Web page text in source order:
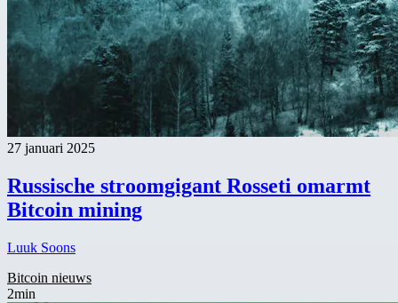
27 januari 2025
Russische stroomgigant Rosseti omarmt
Bitcoin mining
Luuk Soons
Bitcoin nieuws
2min